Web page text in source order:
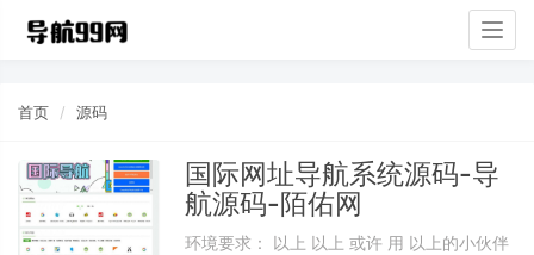
首页 源码
国际网址导航系统源码-导
航源码-陌佑网
环境要求： 以上 以上 或许 用 以上的小伙伴